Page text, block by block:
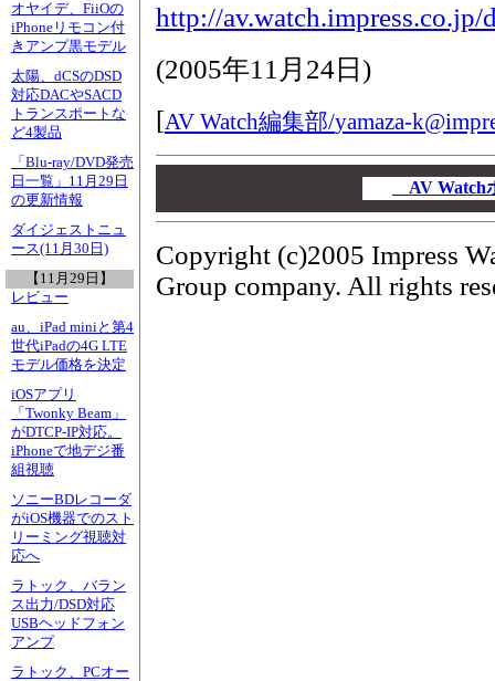
オヤイデ、FiiOの
iPhoneリモコン付
きアンプ黒モデル
太陽、dCSのDSD
対応DACやSACD
トランスポートな
ど4製品
「Blu-ray/DVD発売
日一覧」11月29日
の更新情報
ダイジェストニュ
ース(11月30日)
【11月29日】
レビュー
au、iPad miniと第4
世代iPadの4G LTE
モデル価格を決定
iOSアプリ
「Twonky Beam」
がDTCP-IP対応。
iPhoneで地デジ番
組視聴
ソニーBDレコーダ
がiOS機器でのスト
リーミング視聴対
応へ
ラトック、バラン
ス出力/DSD対応
USBヘッドフォン
アンプ
ラトック、PCオー
http://av.watch.impress.co.jp/
(2005年11月24日 )
[AV Watch編集部/yamaza-
AV
Copyright (c)2005 Impress
Group company. All rights